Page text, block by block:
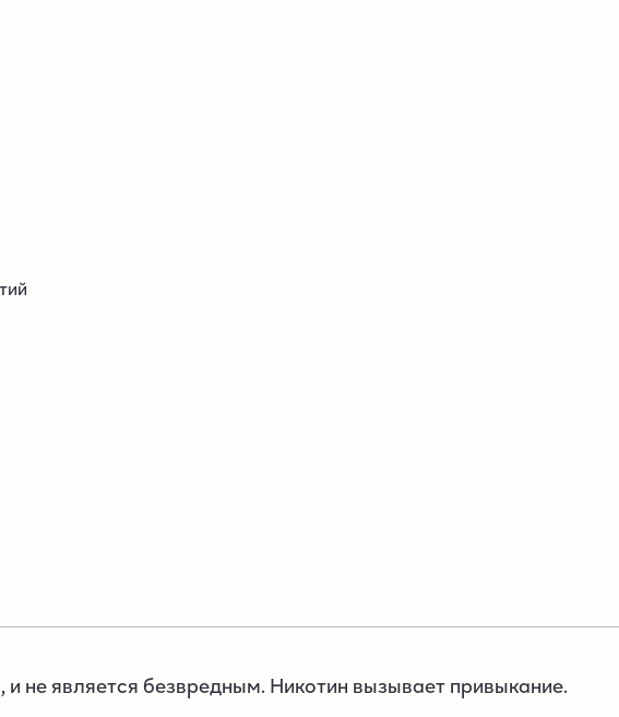
не является безвредным. Никотин вызывает привыкание.